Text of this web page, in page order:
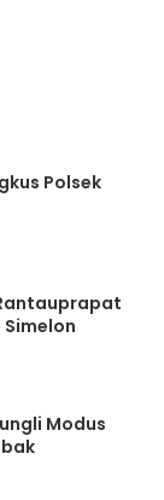
Polsek
Modus